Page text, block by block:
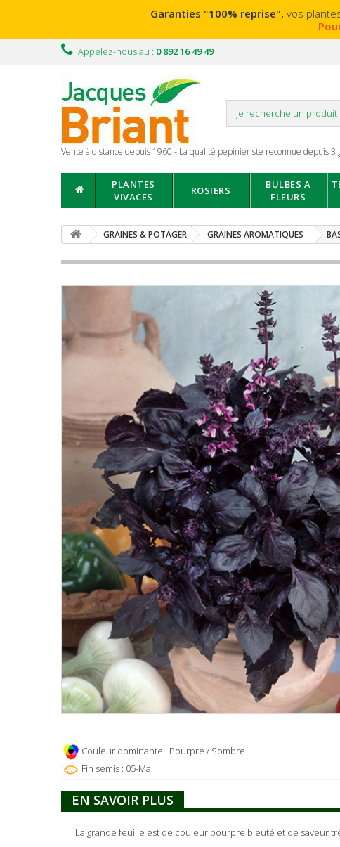
Garanties "100% reprise", vos
Appelez-nous au : 0 892 16 49 49
Vente à distance depuis 1960 - La qualité pépiniériste reconnue depuis 3
PLANTES
VIVACES
ROSIERS
BULBES A
FLEURS
GRAINES & POTAGER GRAINES AROMATIQUES
Couleur dominante : Pourpre / Sombre
Fin semis : 05-Mai
EN SAVOIR PLUS
La grande feuille est de couleur pourpre bleuté et de saveur